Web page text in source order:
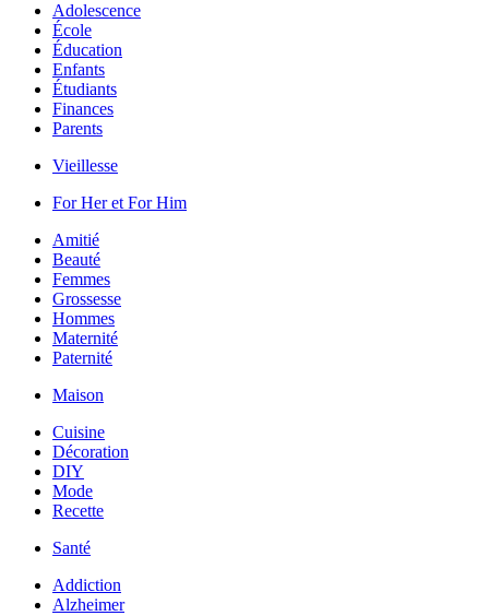
Adolescence
École
Éducation
Enfants
Étudiants
Finances
Parents
Vieillesse
For Her et For Him
Amitié
Beauté
Femmes
Grossesse
Hommes
Maternité
Paternité
Maison
Cuisine
Décoration
DIY
Mode
Recette
Santé
Addiction
Alzheimer